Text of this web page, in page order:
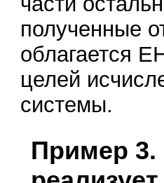
полученные
облагается
целей
системы.
Пример 3.